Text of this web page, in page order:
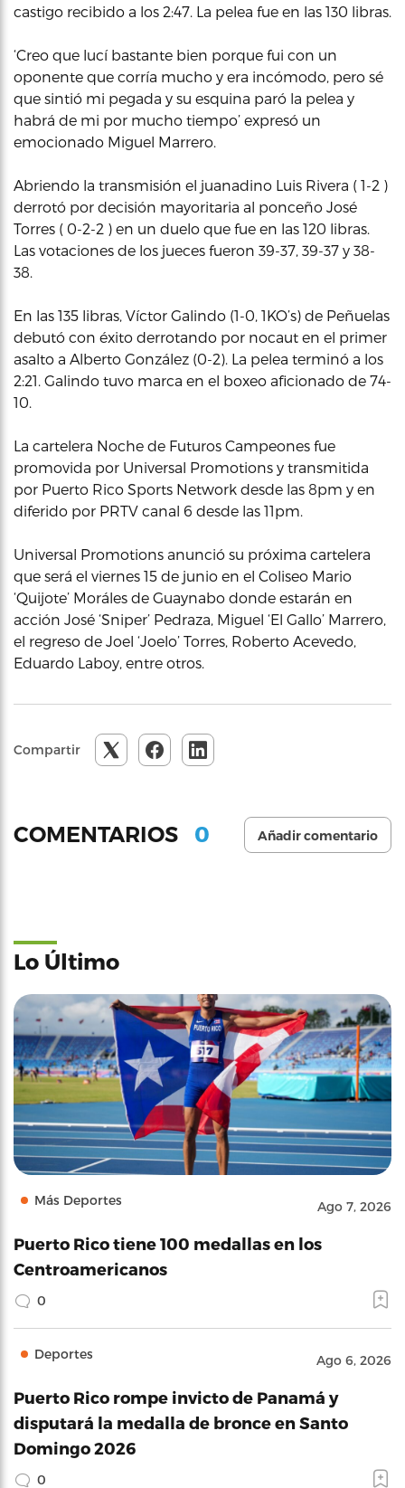
castigo recibido a los 2:47. La pelea fue en las 130 libras.
‘Creo que lucí bastante bien porque fui con un
oponente que corría mucho y era incómodo, pero sé
que sintió mi pegada y su esquina paró la pelea y
habrá de mi por mucho tiempo’ expresó un
emocionado Miguel Marrero.
Abriendo la transmisión el juanadino Luis Rivera ( 1-2 )
derrotó por decisión mayoritaria al ponceño José
Torres ( 0-2-2 ) en un duelo que fue en las 120 libras.
Las votaciones de los jueces fueron 39-37, 39-37 y 38-
38.
En las 135 libras, Víctor Galindo (1-0, 1KO’s) de Peñuelas
debutó con éxito derrotando por nocaut en el primer
asalto a Alberto González (0-2). La pelea terminó a los
2:21. Galindo tuvo marca en el boxeo aficionado de 74-
10.
La cartelera Noche de Futuros Campeones fue
promovida por Universal Promotions y transmitida
por Puerto Rico Sports Network desde las 8pm y en
diferido por PRTV canal 6 desde las 11pm.
Universal Promotions anunció su próxima cartelera
que será el viernes 15 de junio en el Coliseo Mario
‘Quijote’ Moráles de Guaynabo donde estarán en
acción José ‘Sniper’ Pedraza, Miguel ‘El Gallo’ Marrero,
el regreso de Joel ‘Joelo’ Torres, Roberto Acevedo,
Eduardo Laboy, entre otros.
Compartir
COMENTARIOS 0 Añadir comentario
Lo Último
Más Deportes Ago 7, 2026
Puerto Rico tiene 100 medallas en los
Centroamericanos
0
Deportes Ago 6, 2026
Puerto Rico rompe invicto de Panamá y
disputará la medalla de bronce en Santo
Domingo 2026
0